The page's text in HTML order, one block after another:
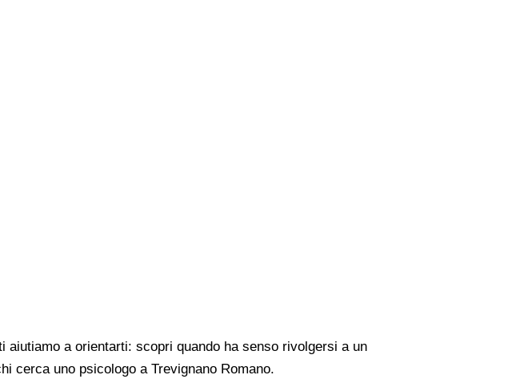
a orientarti: scopri quando ha senso rivolgersi a un
cerca uno psicologo a Trevignano Romano.